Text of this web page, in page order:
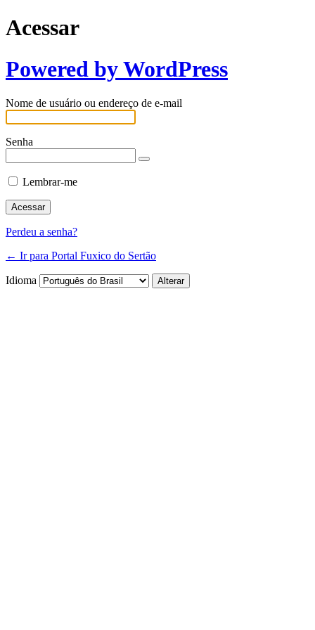
Acessar
Powered by WordPress
Nome de usuário ou endereço de e-mail
Senha
Lembrar-me
Perdeu a senha?
← Ir para Portal Fuxico do Sertão
Idioma